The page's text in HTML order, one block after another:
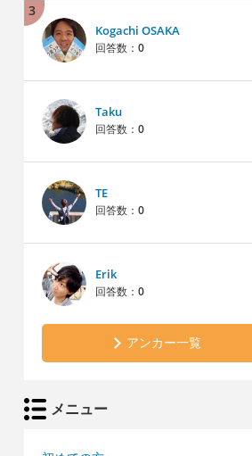
3
Kogachi OSAKA
回答数： 0
Taku
回答数： 0
TE
回答数： 0
Erik
回答数： 0
アンカー一覧
メニュー